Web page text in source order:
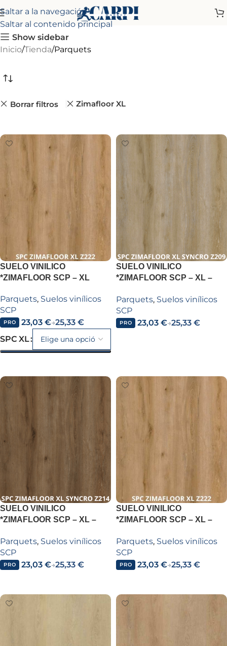
Saltar a la navegación
Saltar al contenido principal
Show sidebar
Inicio Tienda Parquets
Borrar filtros Zimafloor XL
SUELO VINILICO
*ZIMAFLOOR SCP – XL
Parquets, Suelos vinílicos
SCP
PRO 23,03€→25,33€
SPC XL
SUELO VINILICO
*ZIMAFLOOR SCP – XL –
SYNCRO Z209 OHIO OAK
Parquets, Suelos vinílicos
SCP
PRO 23,03€→25,33€
SUELO VINILICO
*ZIMAFLOOR SCP – XL –
SYNCRO Z214 MONTANA
OAK
Parquets, Suelos vinílicos
SCP
PRO 23,03€→25,33€
SUELO VINILICO
*ZIMAFLOOR SCP – XL –
CALIFORNIA OAK
Parquets, Suelos vinílicos
SCP
PRO 23,03€→25,33€